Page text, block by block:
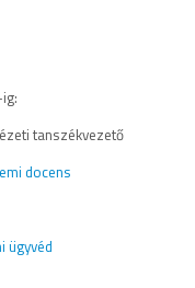
tanszékvezető
docens
ügyvéd